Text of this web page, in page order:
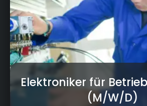
Elektroniker für
(M/W/D)